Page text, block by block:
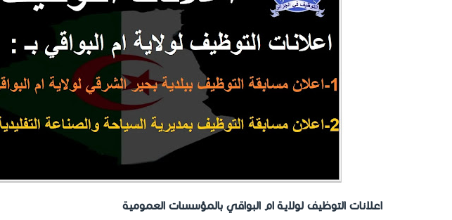
اعلانات التوظيف لولاية ام البواقي بالمؤسسات العمومية